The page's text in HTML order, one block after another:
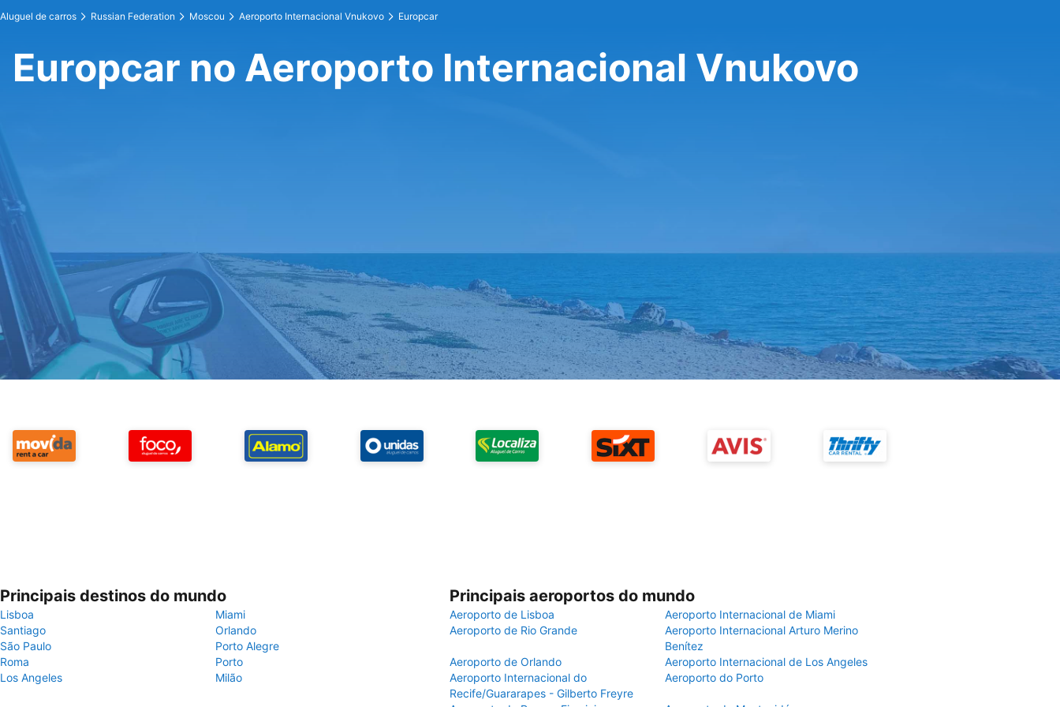
Aluguel de carros Russian Federation Moscou Aeroporto Internacional Vnukovo Europcar
Europcar no Aeroporto Internacional Vnukovo
Principais destinos do mundo
Lisboa
Miami
Santiago
Orlando
São Paulo
Porto Alegre
Roma
Porto
Los Angeles
Milão
Principais aeroportos do mundo
Aeroporto de Lisboa
Aeroporto Internacional de Miami
Aeroporto de Rio Grande
Aeroporto Internacional Arturo Merino
Benítez
Aeroporto de Orlando
Aeroporto Internacional de Los Angeles
Aeroporto Internacional do
Recife/Guararapes - Gilberto Freyre
Aeroporto do Porto